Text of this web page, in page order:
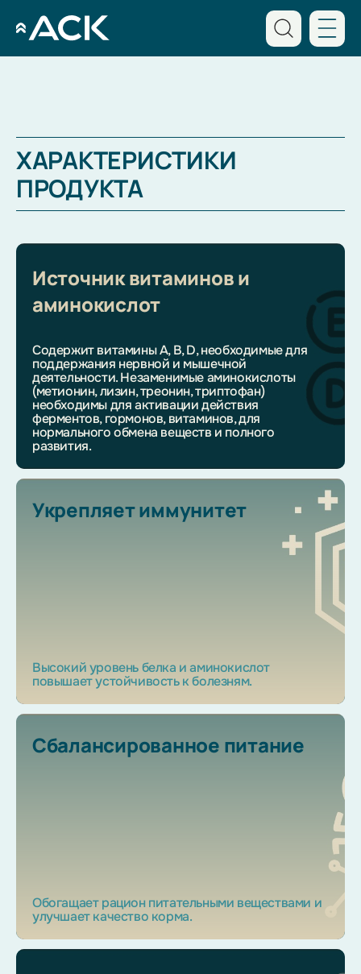
8 800 234 44 14
ХАРАКТЕРИСТИКИ
ПРОДУКТА
Источник витаминов и
аминокислот
Содержит витамины A, B, D, необходимые для
поддержания нервной и мышечной
деятельности. Незаменимые аминокислоты
(метионин, лизин, треонин, триптофан)
необходимы для активации действия
ферментов, гормонов, витаминов, для
нормального обмена веществ и полного
развития.
Укрепляет иммунитет
Высокий уровень белка и аминокислот
повышает устойчивость к болезням.
Сбалансированное питание
Обогащает рацион питательными веществами и
улучшает качество корма.